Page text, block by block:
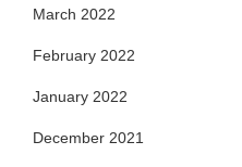
March 2022
February 2022
January 2022
December 2021